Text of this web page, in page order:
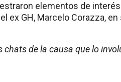
elementos de interés
ex GH, Marcelo Corazza, en
de la causa que lo